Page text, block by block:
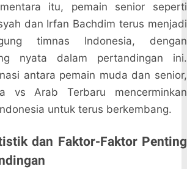
itu, pemain senior seperti
dan Irfan Bachdim terus menjadi
timnas Indonesia, dengan
nyata dalam pertandingan ini.
antara pemain muda dan senior,
vs Arab Terbaru mencerminkan
untuk terus berkembang.
dan Faktor-Faktor Penting